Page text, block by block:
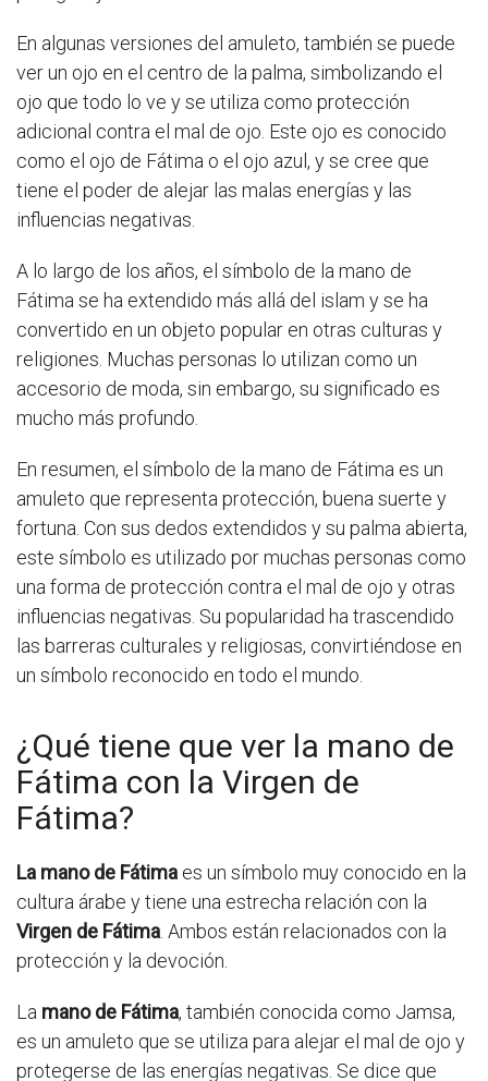
En algunas versiones del amuleto, también se puede
ver un ojo en el centro de la palma, simbolizando el
ojo que todo lo ve y se utiliza como protección
adicional contra el mal de ojo. Este ojo es conocido
como el ojo de Fátima o el ojo azul, y se cree que
tiene el poder de alejar las malas energías y las
influencias negativas.
A lo largo de los años, el símbolo de la mano de
Fátima se ha extendido más allá del islam y se ha
convertido en un objeto popular en otras culturas y
religiones. Muchas personas lo utilizan como un
accesorio de moda, sin embargo, su significado es
mucho más profundo.
En resumen, el símbolo de la mano de Fátima es un
amuleto que representa protección, buena suerte y
fortuna. Con sus dedos extendidos y su palma abierta,
este símbolo es utilizado por muchas personas como
una forma de protección contra el mal de ojo y otras
influencias negativas. Su popularidad ha trascendido
las barreras culturales y religiosas, convirtiéndose en
un símbolo reconocido en todo el mundo.
¿Qué tiene que ver la mano de
Fátima con la Virgen de
Fátima?
La mano de Fátima es un símbolo muy conocido en la
cultura árabe y tiene una estrecha relación con la
Virgen de Fátima . Ambos están relacionados con la
protección y la devoción.
La mano de Fátima, también conocida como Jamsa,
es un amuleto que se utiliza para alejar el mal de ojo y
protegerse de las energías negativas. Se dice que